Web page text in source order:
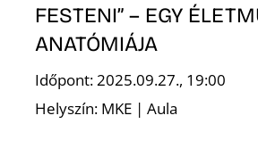
FESTENI” – EGY
ANATÓMIÁJA
Időpont: 2025.09.27., 19:00
Helyszín: MKE | Aula